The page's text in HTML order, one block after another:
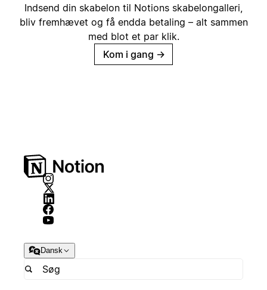
Indsend din skabelon til Notions skabelongalleri,
bliv fremhævet og få endda betaling – alt sammen
med blot et par klik.
Kom i gang →
Dansk